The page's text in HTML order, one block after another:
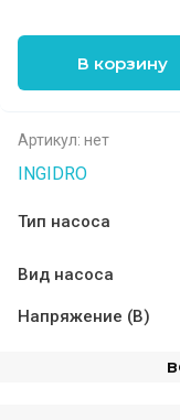
В корзину
Артикул: нет
INGIDRO
Тип насоса
Вид насоса
Напряжение (В)